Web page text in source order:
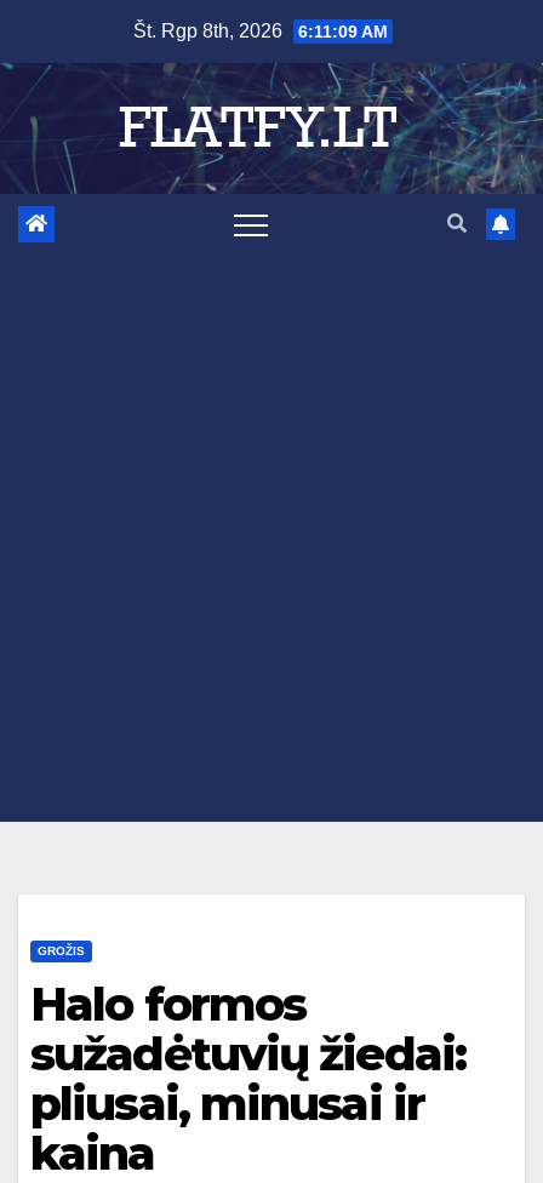
content
Št. Rgp 8th, 2026 6:11:11 AM
GROŽIS
Halo formos
sužadėtuvių žiedai:
pliusai, minusai ir
kaina